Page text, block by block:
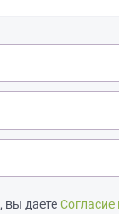
вы даетеСогласие